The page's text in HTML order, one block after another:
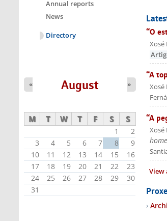
“O
Xosé
“A
Xosé
“A
Xosé
Annual reports
News
Directory
August
« »
M T W T F S S
1
2
3
4 5 6 7 8
9
10
11 12 13 14 15
16
17
18 19 20 21 22
23
24
25 26 27 28 29
30
31